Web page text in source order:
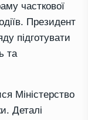
часткової
Президент
підготувати
та
Міністерство
Деталі